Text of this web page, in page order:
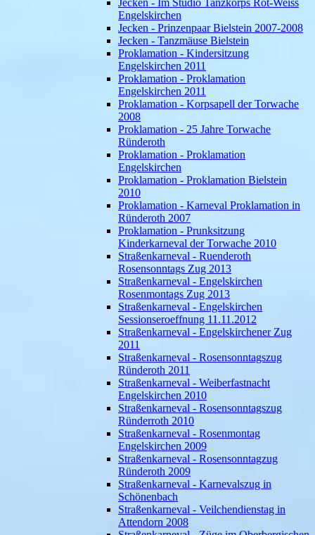
Jecken - Im Studio Tanzkorps Rot-Weiss
Engelskirchen
Jecken - Prinzenpaar Bielstein 2007-2008
Jecken - Tanzmäuse Bielstein
Proklamation - Kindersitzung
Engelskirchen 2011
Proklamation - Proklamation
Engelskirchen 2011
Proklamation - Korpsapell der Torwache
2008
Proklamation - 25 Jahre Torwache
Ründeroth
Proklamation - Proklamation
Engelskirchen
Proklamation - Proklamation Bielstein
2010
Proklamation - Karneval Proklamation in
Ründeroth 2007
Proklamation - Prunksitzung
Kinderkarneval der Torwache 2010
Straßenkarneval - Ruenderoth
Rosensonntags Zug 2013
Straßenkarneval - Engelskirchen
Rosenmontags Zug 2013
Straßenkarneval - Engelskirchen
Sessionseroeffnung 11.11.2012
Straßenkarneval - Engelskirchener Zug
2011
Straßenkarneval - Rosensonntagszug
Ründeroth 2011
Straßenkarneval - Weiberfastnacht
Engelskirchen 2010
Straßenkarneval - Rosensonntagszug
Ründerroth 2010
Straßenkarneval - Rosenmontag
Engelskirchen 2009
Straßenkarneval - Rosensonntagzug
Ründeroth 2009
Straßenkarneval - Karnevalszug in
Schönenbach
Straßenkarneval - Veilchendienstag in
Attendorn 2008